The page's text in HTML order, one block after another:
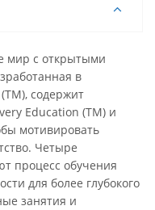
мир с открытыми
в
содержит
Education (TM) и
мотивировать
Четыре
процесс обучения
для более глубокого
занятия и